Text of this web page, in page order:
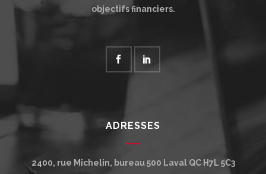
objectifs financiers.
ADRESSES
2400, rue Michelin, bureau 500 Laval QC H7L 5C3